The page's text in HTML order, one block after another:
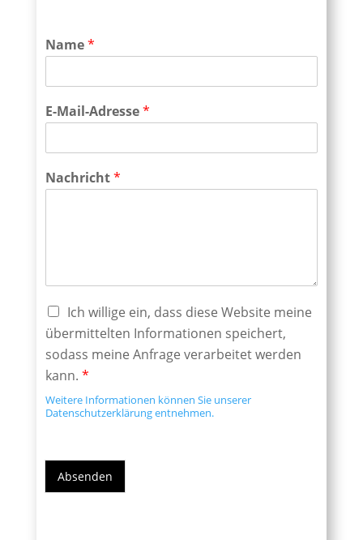
Name*
E-Mail-Adresse*
Nachricht*
Ich willige ein, dass diese Website meine
übermittelten Informationen speichert,
sodass meine Anfrage verarbeitet werden
kann. *
Weitere Informationen können Sie unserer
Datenschutzerklärung entnehmen.
Absenden